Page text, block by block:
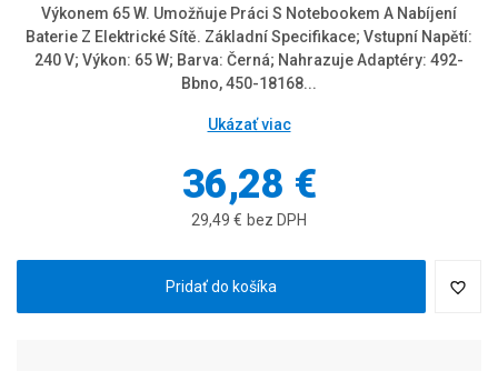
Výkonem 65 W. Umožňuje Práci S Notebookem A Nabíjení
Baterie Z Elektrické Sítě. Základní Specifikace; Vstupní Napětí:
240 V; Výkon: 65 W; Barva: Černá; Nahrazuje Adaptéry: 492-
Bbno, 450-18168...
Ukázať viac
36,28 €
29,49 € bez DPH
Pridať do košíka